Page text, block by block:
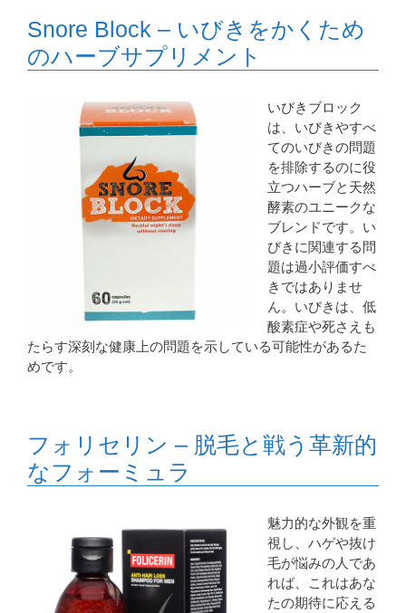
Snore Block – いびきをかくため
のハーブサプリメント
いびきブロック
は、いびきやすべ
てのいびきの問題
を排除するのに役
立つハーブと天然
酵素のユニークな
ブレンドです。い
びきに関連する問
題は過小評価すべ
きではありませ
ん。いびきは、低
酸素症や死さえも
たらす深刻な健康上の問題を示している可能性があるた
めです。
フォリセリン – 脱毛と戦う革新的
なフォーミュラ
魅力的な外観を重
視し、ハゲや抜け
毛が悩みの人であ
れば、これはあな
たの期待に応える